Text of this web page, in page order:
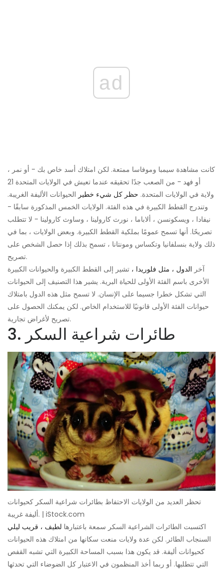
ad
كانت مشاهدة سيمبا وموفاسا ممتعة. لكن امتلاك أسد خاص بك - أو نمر ،
أو فهد - من الصعب جدًا تحقيقه عندما تعيش في الولايات المتحدة 21
ولاية في الولايات المتحدة. حظر كل شيء خطير الحيوانات الأليفة الغريبة.
وتندرج القطط الكبيرة في هذه الفئة. الولايات الخمس المذكورة سابقًا -
نيفادا ، ويسكونسن ، ألاباما ، نورث كارولينا ، وساوث كارولينا - لا تتطلب
تصريحًا. أنها تسمح عمومًا بملكية القطط الكبيرة. وبعض الولايات ، بما في
ذلك ولاية بنسلفانيا وتكساس ومونتانا ، تسمح بذلك إذا حصل الشخص على
تصريح.
آخر الدول ، مثل فلوريدا ، تشير إلى القطط الكبيرة والحيوانات الكبيرة
الأخرى باسم الفئة الأولى للحياة البرية. يشير هذا التصنيف إلى الحيوانات
التي تشكل خطرا جسيما على الإنسان. لا تسمح مثل هذه الدول بامتلاك
حيوانات الفئة الأولى قانونيًا للاستخدام الخاص. لكن يمكنك الحصول على
تصريح لأغراض تجارية.
3. طائرات شراعية السكر
تحظر العديد من الولايات الاحتفاظ بطائرات شراعية السكر كحيوانات
أليفة غريبة. | iStock.com
اكتسبت الطائرات الشراعية السكر سمعة باعتبارها لطيف ، قريب ليلي
السنجاب الطائر. لكن عدة ولايات منعت سكانها من امتلاك هذه الحيوانات
كحيوانات أليفة. قد يكون هذا بسبب المساحة الكبيرة التي تشبه القفص
التي تتطلبها. أو ربما أخذ المنظمون في الاعتبار كل الضوضاء التي تحدثها